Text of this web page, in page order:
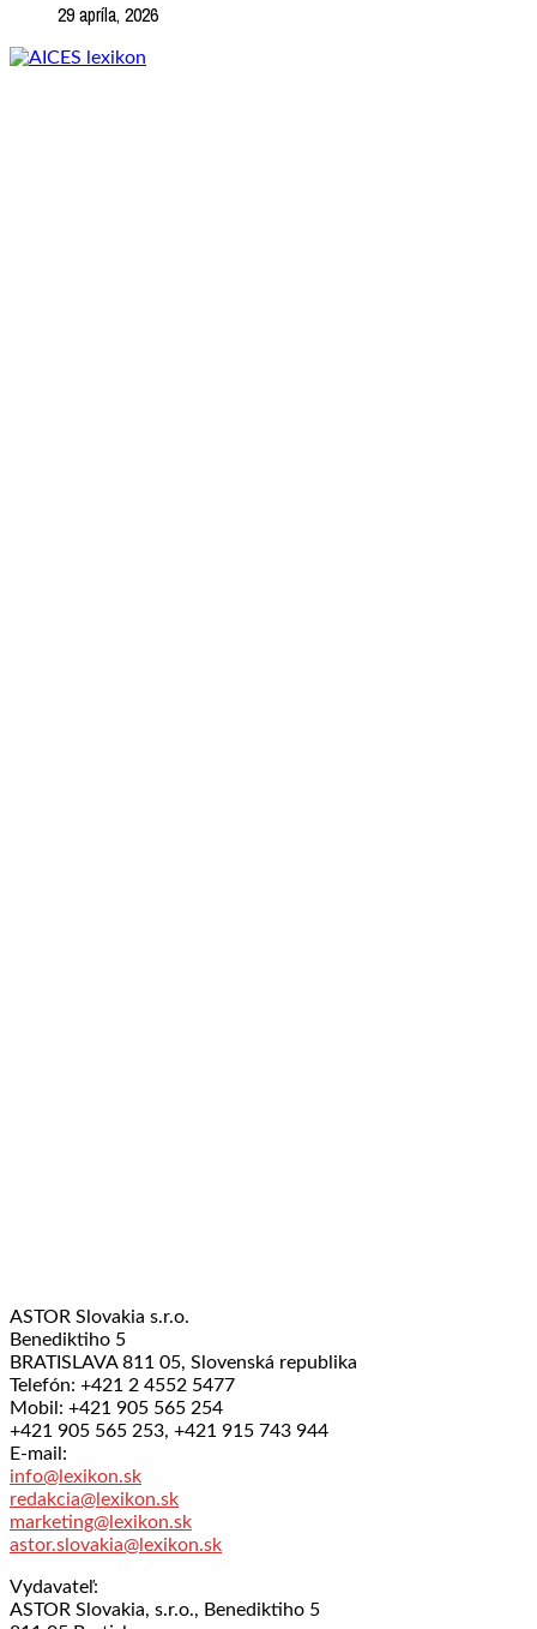
29 apríla, 2026
ASTOR Slovakia s.r.o.
Benediktiho 5
BRATISLAVA 811 05, Slovenská republika
Telefón: +421 2 4552 5477
Mobil: +421 905 565 254
+421 905 565 253, +421 915 743 944
E-mail:
info@lexikon.sk
redakcia@lexikon.sk
marketing@lexikon.sk
astor.slovakia@lexikon.sk
Vydavateľ:
ASTOR Slovakia, s.r.o., Benediktiho 5